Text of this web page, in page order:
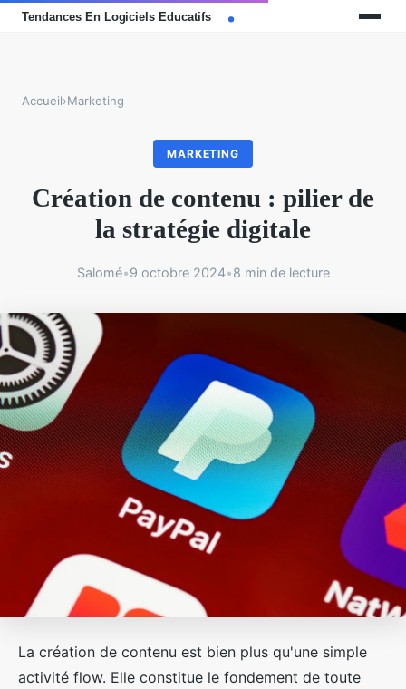
Accueil›Marketing
MARKETING
Création de contenu : pilier de
la stratégie digitale
Salomé•9 octobre 2024•8 min de lecture
La création de contenu est bien plus qu'une simple
activité flow. Elle constitue le fondement de toute